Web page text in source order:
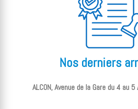
Nos derniers
ALCON, Avenue de la Gare du 4 au